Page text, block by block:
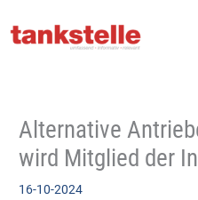
Inhalt
Alternative
wird Mitglied der
16-10-2024